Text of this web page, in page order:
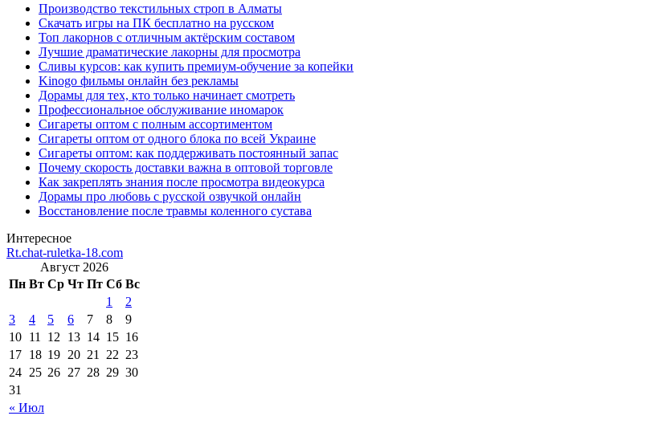
Производство текстильных строп в Алматы
Скачать игры на ПК бесплатно на русском
Топ лакорнов с отличным актёрским составом
Лучшие драматические лакорны для просмотра
Сливы курсов: как купить премиум-обучение за копейки
Kinogo фильмы онлайн без рекламы
Дорамы для тех, кто только начинает смотреть
Профессиональное обслуживание иномарок
Сигареты оптом с полным ассортиментом
Сигареты оптом от одного блока по всей Украине
Сигареты оптом: как поддерживать постоянный запас
Почему скорость доставки важна в оптовой торговле
Как закреплять знания после просмотра видеокурса
Дорамы про любовь с русской озвучкой онлайн
Восстановление после травмы коленного сустава
Интересное
Rt.chat-ruletka-18.com
Август 2026
Пн Вт Ср Чт Пт Сб Вс
« Июл
1
2
3
4 5 6 7 8
9
10 11 12 13 14 15 16
17 18 19 20 21 22 23
24 25 26 27 28 29 30
31